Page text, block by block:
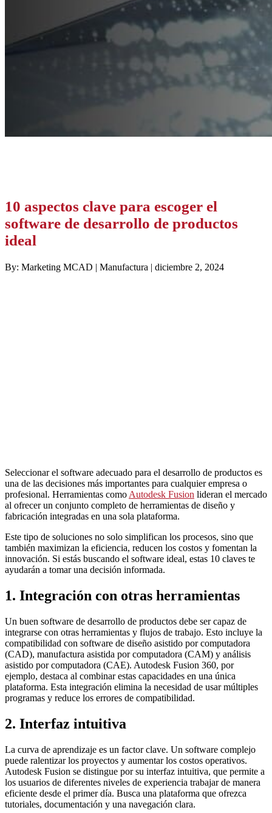
10 aspectos clave para escoger el
software de desarrollo de productos
ideal
By: Marketing MCAD | Manufactura | diciembre 2, 2024
Seleccionar el software adecuado para el desarrollo de productos es
una de las decisiones más importantes para cualquier empresa o
profesional. Herramientas como Autodesk Fusion lideran el mercado
al ofrecer un conjunto completo de herramientas de diseño y
fabricación integradas en una sola plataforma.
Este tipo de soluciones no solo simplifican los procesos, sino que
también maximizan la eficiencia, reducen los costos y fomentan la
innovación. Si estás buscando el software ideal, estas 10 claves te
ayudarán a tomar una decisión informada.
1. Integración con otras herramientas
Un buen software de desarrollo de productos debe ser capaz de
integrarse con otras herramientas y flujos de trabajo. Esto incluye la
compatibilidad con software de diseño asistido por computadora
(CAD), manufactura asistida por computadora (CAM) y análisis
asistido por computadora (CAE). Autodesk Fusion 360, por
ejemplo, destaca al combinar estas capacidades en una única
plataforma. Esta integración elimina la necesidad de usar múltiples
programas y reduce los errores de compatibilidad.
2. Interfaz intuitiva
La curva de aprendizaje es un factor clave. Un software complejo
puede ralentizar los proyectos y aumentar los costos operativos.
Autodesk Fusion se distingue por su interfaz intuitiva, que permite a
los usuarios de diferentes niveles de experiencia trabajar de manera
eficiente desde el primer día. Busca una plataforma que ofrezca
tutoriales, documentación y una navegación clara.